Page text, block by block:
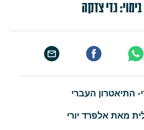
גדי צדקה
התיאטרון העברי
מאת אלפרד יורי